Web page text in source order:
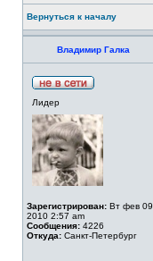
Вернуться к началу
Владимир Галка
Лидер
Зарегистрирован: Вт фев 09,
2010 2:57 am
Сообщения: 4226
Откуда: Санкт-Петербург